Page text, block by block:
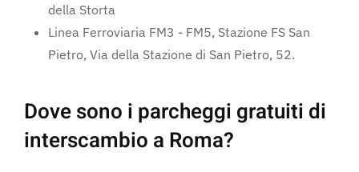
della Storta
Linea Ferroviaria FM3 - FM5, Stazione FS San
Pietro, Via della Stazione di San Pietro, 52.
Dove sono i parcheggi gratuiti di
interscambio a Roma?